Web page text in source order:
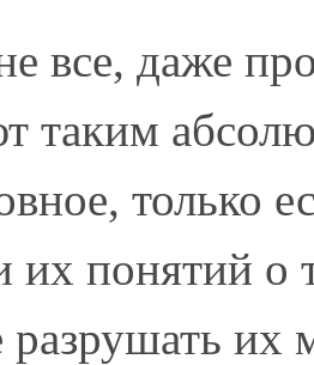
все, даже
таким
только
их понятий о
разрушать их